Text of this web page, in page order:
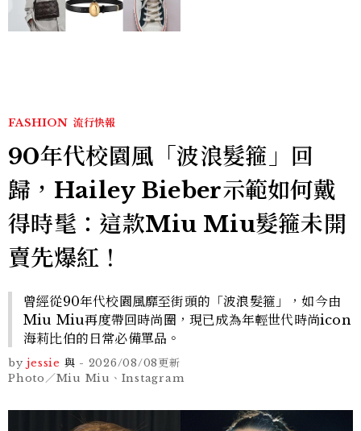
FASHION 流行快報
90年代校園風「波浪髮箍」回
歸，Hailey Bieber示範如何戴
得時髦：這款Miu Miu髮箍未開
賣先爆紅！
曾經從90年代校園風靡至街頭的「波浪髮箍」，如今由
Miu Miu再度帶回時尚圈，現已成為年輕世代時尚icon
海莉比伯的日常必備單品。
by jessie 與 - 2026/08/08更新
Photo／Miu Miu、Instagram